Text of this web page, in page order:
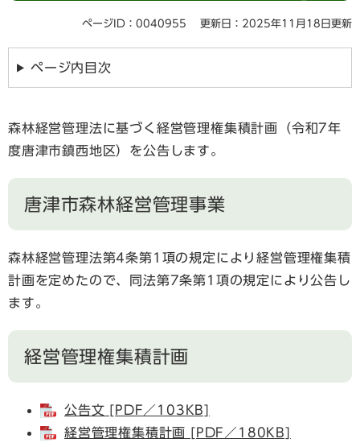
ページID：0040955 更新日：2025年11月18日更新
ページ内目次
森林経営管理法に基づく経営管理権集積計画（令和7年
度唐津市鎮西地区）を公告します。
唐津市森林経営管理事業
森林経営管理法第4条第1項の規定により経営管理権集積
計画を定めたので、同法第7条第1項の規定により公告し
ます。
経営管理権集積計画
公告文 [PDF／103KB]
経営管理権集積計画 [PDF／180KB]